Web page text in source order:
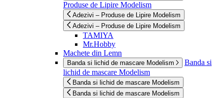
Produse de Lipire Modelism
Adezivi – Produse de Lipire Modelism
Adezivi – Produse de Lipire Modelism
TAMIYA
Mr.Hobby
Machete din Lemn
Banda si lichid de mascare Modelism
Banda si
lichid de mascare Modelism
Banda si lichid de mascare Modelism
Banda si lichid de mascare Modelism